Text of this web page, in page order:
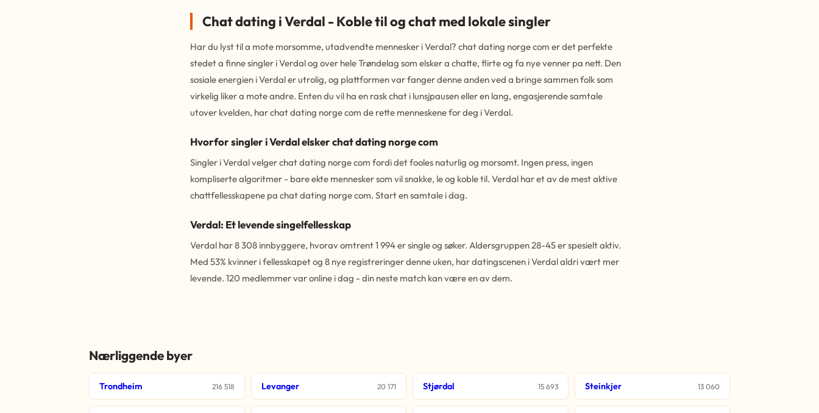
Chat dating i Verdal - Koble til og chat med lokale singler
Har du lyst til a mote morsomme, utadvendte mennesker i Verdal? chat dating norge com er det perfekte
stedet a finne singler i Verdal og over hele Trøndelag som elsker a chatte, flirte og fa nye venner pa nett. Den
sosiale energien i Verdal er utrolig, og plattformen var fanger denne anden ved a bringe sammen folk som
virkelig liker a mote andre. Enten du vil ha en rask chat i lunsjpausen eller en lang, engasjerende samtale
utover kvelden, har chat dating norge com de rette menneskene for deg i Verdal.
Hvorfor singler i Verdal elsker chat dating norge com
Singler i Verdal velger chat dating norge com fordi det fooles naturlig og morsomt. Ingen press, ingen
kompliserte algoritmer - bare ekte mennesker som vil snakke, le og koble til. Verdal har et av de mest aktive
chattfellesskapene pa chat dating norge com. Start en samtale i dag.
Verdal: Et levende singelfellesskap
Verdal har 8 308 innbyggere, hvorav omtrent 1 994 er single og søker. Aldersgruppen 28-45 er spesielt aktiv.
Med 53% kvinner i fellesskapet og 8 nye registreringer denne uken, har datingscenen i Verdal aldri vært mer
levende. 120 medlemmer var online i dag - din neste match kan være en av dem.
Nærliggende byer
Trondheim 216 518 Levanger 20 171 Stjørdal 15 693 Steinkjer 13 060